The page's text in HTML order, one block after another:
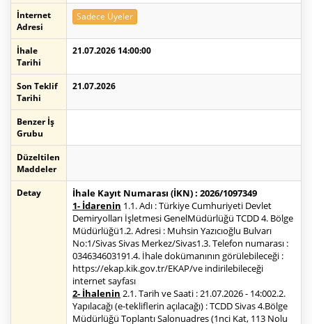
İnternet
Adresi
Sadece Üyeler
İhale
Tarihi
21.07.2026 14:00:00
Son Teklif
Tarihi
21.07.2026
Benzer İş
Grubu
Düzeltilen
Maddeler
Detay
İhale Kayıt Numarası (İKN) : 2026/1097349
1- İdarenin 1.1. Adı : Türkiye Cumhuriyeti Devlet
Demiryolları İşletmesi GenelMüdürlüğü TCDD 4. Bölge
Müdürlüğü1.2. Adresi : Muhsin Yazıcıoğlu Bulvarı
No:1/Sivas Sivas Merkez/Sivas1.3. Telefon numarası :
034634603191.4. İhale dokümanının görülebileceği :
https://ekap.kik.gov.tr/EKAP/ve indirilebileceği
internet sayfası
2- İhalenin 2.1. Tarih ve Saati : 21.07.2026 - 14:002.2.
Yapılacağı (e-tekliflerin açılacağı) : TCDD Sivas 4.Bölge
Müdürlüğü Toplantı Salonuadres (1nci Kat, 113 Nolu